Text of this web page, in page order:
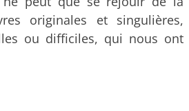
originales et singulières,
ou difficiles, qui nous ont